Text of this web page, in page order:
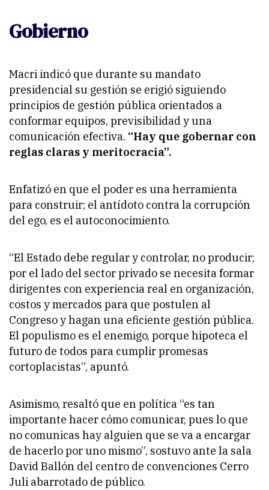
Gobierno
Macri indicó que durante su mandato
presidencial su gestión se erigió siguiendo
principios de gestión pública orientados a
conformar equipos, previsibilidad y una
comunicación efectiva. “Hay que gobernar con
reglas claras y meritocracia”.
Enfatizó en que el poder es una herramienta
para construir; el antídoto contra la corrupción
del ego, es el autoconocimiento.
“El Estado debe regular y controlar, no producir;
por el lado del sector privado se necesita formar
dirigentes con experiencia real en organización,
costos y mercados para que postulen al
Congreso y hagan una eficiente gestión pública.
El populismo es el enemigo, porque hipoteca el
futuro de todos para cumplir promesas
cortoplacistas”, apuntó.
Asimismo, resaltó que en política “es tan
importante hacer cómo comunicar, pues lo que
no comunicas hay alguien que se va a encargar
de hacerlo por uno mismo”, sostuvo ante la sala
David Ballón del centro de convenciones Cerro
Juli abarrotado de público.